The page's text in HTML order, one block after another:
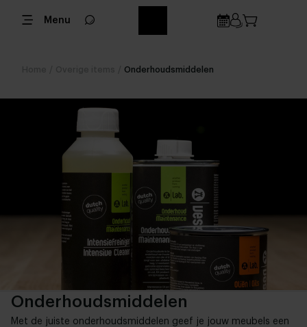
Menu
Onderhoudsmiddelen
Onderhoudsmiddelen
Met de juiste onderhoudsmiddelen geef je jouw meubels een